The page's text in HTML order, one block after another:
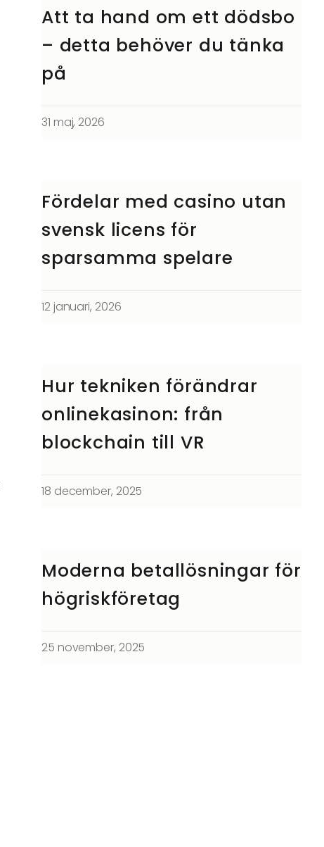
Att ta hand om ett dödsbo
– detta behöver du tänka
på
31 maj, 2026
Fördelar med casino utan
svensk licens för
sparsamma spelare
12 januari, 2026
Hur tekniken förändrar
onlinekasinon: från
blockchain till VR
18 december, 2025
Moderna betallösningar för
högriskföretag
25 november, 2025